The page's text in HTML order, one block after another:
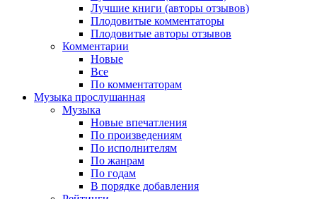
Лучшие книги (авторы отзывов)
Плодовитые комментаторы
Плодовитые авторы отзывов
Комментарии
Новые
Все
По комментаторам
Музыка прослушанная
Музыка
Новые впечатления
По произведениям
По исполнителям
По жанрам
По годам
В порядке добавления